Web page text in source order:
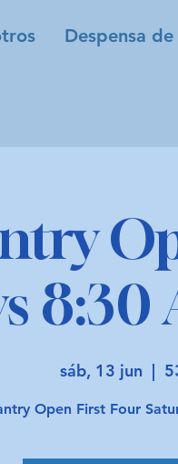
Despensa
8:30
sáb, 13 jun
  |
Open First Four